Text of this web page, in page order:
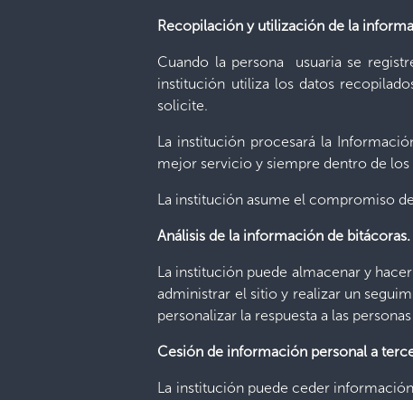
Recopilación y utilización de la
Cuando la persona usuaria se
institución utiliza los datos
solicite.
La institución procesará la
mejor servicio y siempre dentro de
La institución asume el compromiso
Análisis de la información de bitácoras.
La institución puede almacenar y
administrar el sitio y realizar un
personalizar la respuesta a las
Cesión de información personal a
La institución puede ceder